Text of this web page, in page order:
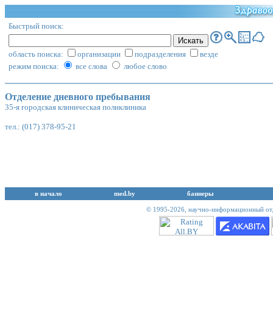
Быстрый поиск:
область поиска: организации подразделения
везде
режим поиска:
все слова любое слово
Отделение дневного пребывания
35-я городская клиническая поликлиника
тел.: (017) 378-95-21
в начало med.by баннеры
© 1995-2026, научно-информационный